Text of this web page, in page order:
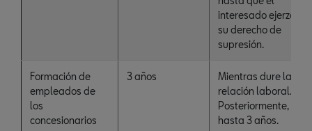
interesado ejerza
su derecho de
supresión.
Formación de
empleados de
los
concesionarios
3 años
Mientras dure la
relación laboral.
Posteriormente,
hasta 3 años.